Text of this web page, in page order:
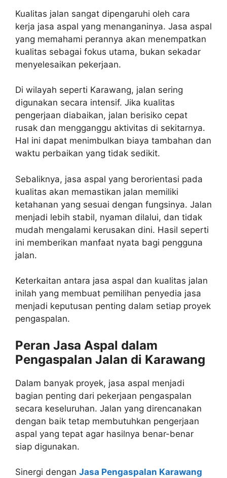
Kualitas jalan sangat dipengaruhi oleh cara
kerja jasa aspal yang menanganinya. Jasa aspal
yang memahami perannya akan menempatkan
kualitas sebagai fokus utama, bukan sekadar
menyelesaikan pekerjaan.
Di wilayah seperti Karawang, jalan sering
digunakan secara intensif. Jika kualitas
pengerjaan diabaikan, jalan berisiko cepat
rusak dan mengganggu aktivitas di sekitarnya.
Hal ini dapat menimbulkan biaya tambahan dan
waktu perbaikan yang tidak sedikit.
Sebaliknya, jasa aspal yang berorientasi pada
kualitas akan memastikan jalan memiliki
ketahanan yang sesuai dengan fungsinya. Jalan
menjadi lebih stabil, nyaman dilalui, dan tidak
mudah mengalami kerusakan dini. Hasil seperti
ini memberikan manfaat nyata bagi pengguna
jalan.
Keterkaitan antara jasa aspal dan kualitas jalan
inilah yang membuat pemilihan penyedia jasa
menjadi keputusan penting dalam setiap proyek
pengaspalan.
Peran Jasa Aspal dalam
Pengaspalan Jalan di Karawang
Dalam banyak proyek, jasa aspal menjadi
bagian penting dari pekerjaan pengaspalan
secara keseluruhan. Jalan yang direncanakan
dengan baik tetap membutuhkan pengerjaan
aspal yang tepat agar hasilnya benar-benar
siap digunakan.
Sinergi dengan Jasa Pengaspalan Karawang